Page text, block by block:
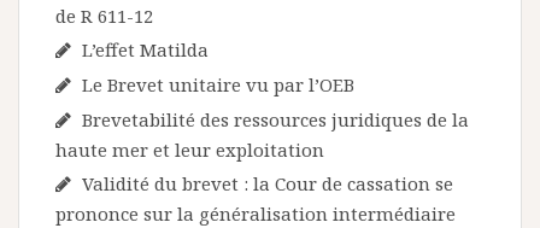
de R 611-12
L’effet Matilda
Le Brevet unitaire vu par l’OEB
Brevetabilité des ressources juridiques de la
haute mer et leur exploitation
Validité du brevet : la Cour de cassation se
prononce sur la généralisation intermédiaire